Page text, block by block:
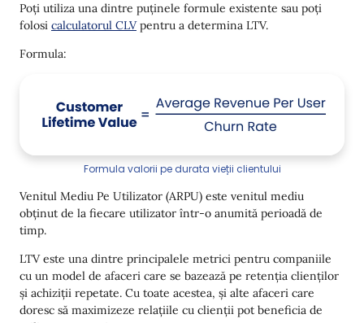
Poți utiliza una dintre puținele formule existente sau poți
folosi calculatorul CLVpentru a determina LTV.
Formula:
Formula valorii pe durata vieții clientului
Venitul Mediu Pe Utilizator (ARPU) este venitul mediu
obținut de la fiecare utilizator într-o anumită perioadă de
timp.
LTV este una dintre principalele metrici pentru companiile
cu un model de afaceri care se bazează pe retenția clienților
și achiziții repetate. Cu toate acestea, și alte afaceri care
doresc să maximizeze relațiile cu clienții pot beneficia de